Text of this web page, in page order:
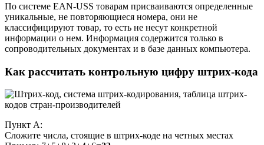
По системе EAN-USS товарам присваиваются определенные
уникальные, не повторяющиеся номера, они не
классифицируют товар, то есть не несут конкретной
информации о нем. Информация содержится только в
сопроводительных документах и в базе данных компьютера.
Как рассчитать контрольную цифру штрих-кода
Пункт А:
Сложите числа, стоящие в штрих-коде на четных местах